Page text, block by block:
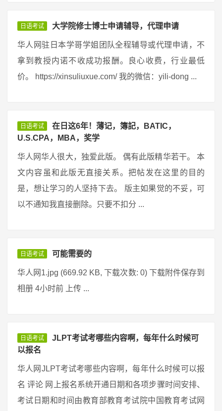
日语考试 大学院修士博士申请辅导，代理申请
华人网驻日本学哥学姐团队全程辅导或代理申请，不
拿到教授内诺不收成功报酬。良心收费，行业最低
价。 https://xinsuliuxue.com/ 我的微信：yili-dong ...
日语考试
在日这6年！薄记，簿記，BATIC，
U.S.CPA，MBA，奖学
华人网华人很大，独爱此版。 偶有此版精华若干。 本
文内容虽和此版无直接关系。把帖发在这里的目的
是，想让学习的人坚持下去。 版主如果觉的不妥，可
以不通知我直接删除。只要不扣分 ...
日语考试 可能需要的
华人网1.jpg (669.92 KB, 下载次数: 0) 下载附件保存到
相册 4小时前 上传 ...
日语考试
JLPT考试考哪些内容啊，每年什么时候可
以报名
华人网JLPT考试考哪些内容啊，每年什么时候可以报
名 评论 网上报名系统开通日期和各项步骤时间安排、
考试日期和时间由教育部教育考试院中国教育考试网